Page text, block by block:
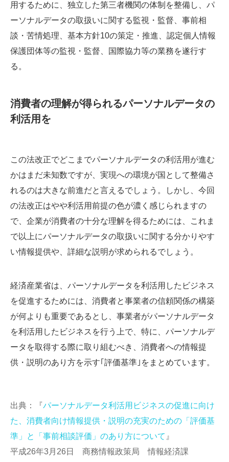
用するために、独立した第三者機関の体制を整備し、パ
ーソナルデータの取扱いに関する監視・監督、事前相
談・苦情処理、基本方針10の策定・推進、認定個人情報
保護団体等の監視・監督、国際協力等の業務を遂行す
る。
消費者の理解が得られるパーソナルデータの
利活用を
この法改正でどこまでパーソナルデータの利活用が進む
かはまだ未知数ですが、実現への環境が国として整備さ
れるのは大きな前進だと言えるでしょう。しかし、今回
の法改正はやや利活用前提の色が濃く感じられますの
で、企業が消費者の十分な理解を得るためには、これま
で以上にパーソナルデータの取扱いに関する分かりやす
い情報提供や、詳細な説明が求められるでしょう。
経済産業省は、パーソナルデータを利活用したビジネス
を促進するためには、消費者と事業者の信頼関係の構築
が何よりも重要であるとし、事業者がパーソナルデータ
を利活用したビジネスを行う上で、特に、パーソナルデ
ータを取得する際に取り組むべき、消費者への情報提
供・説明のあり方を示す｢評価基準｣をまとめています。
出典：『パーソナルデータ利活用ビジネスの促進に向け
た、消費者向け情報提供・説明の充実のための「評価基
準」と「事前相談評価」のあり方について 』
平成26年3月26日 商務情報政策局 情報経済課